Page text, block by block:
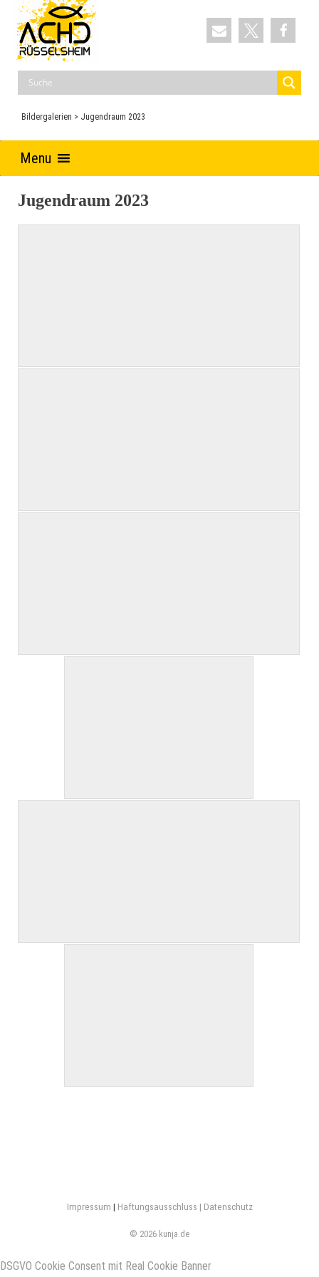
Skip
content
ACHD
Auferstehung Christi und Heilige Dreifaltigkeit
Bildergalerien > Jugendraum 2023
Menu
Jugendraum 2023
Impressum | Haftungsausschluss | Datenschutz
© 2026 kunja.de
DSGVO Cookie Consent mit Real Cookie Banner